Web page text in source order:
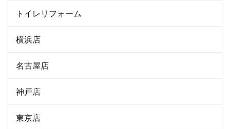
トイレリフォーム
横浜店
名古屋店
神戸店
東京店